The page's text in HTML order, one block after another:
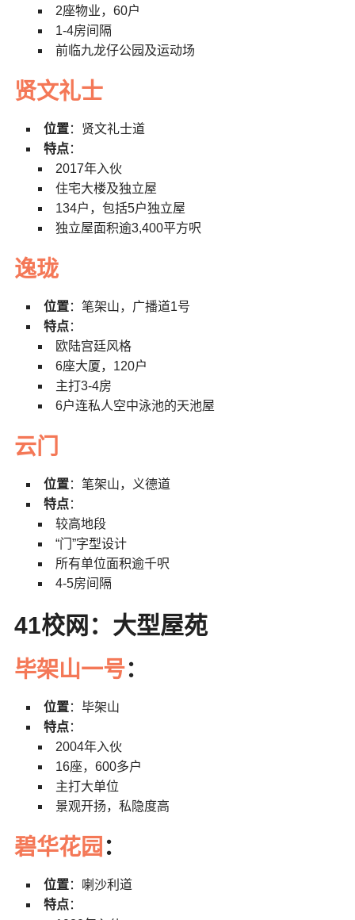
2座物业，60户
1-4房间隔
前临九龙仔公园及运动场
贤文礼士
位置：贤文礼士道
特点：
2017年入伙
住宅大楼及独立屋
134户，包括5户独立屋
独立屋面积逾3,400平方呎
逸珑
位置：笔架山，广播道1号
特点：
欧陆宫廷风格
6座大厦，120户
主打3-4房
6户连私人空中泳池的天池屋
云门
位置：笔架山，义德道
特点：
较高地段
“门”字型设计
所有单位面积逾千呎
4-5房间隔
41校网：大型屋苑
毕架山一号：
位置：毕架山
特点：
2004年入伙
16座，600多户
主打大单位
景观开扬，私隐度高
碧华花园 ：
位置：喇沙利道
特点：